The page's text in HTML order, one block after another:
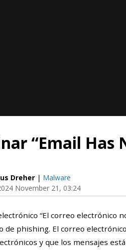
“Email Has
Dreher | Malware
November 21, 03:24
“El correo electrónico
de phishing. El correo
y que los mensajes